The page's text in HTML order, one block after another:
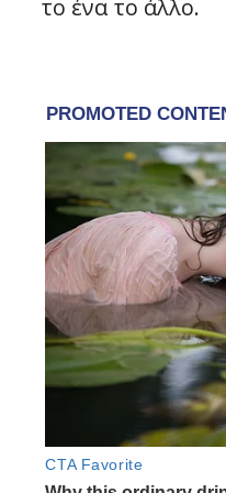
το ένα το άλλο.